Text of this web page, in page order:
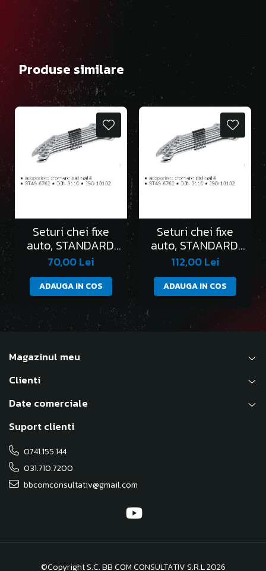
Produse similare
Seturi chei fixe
auto, STANDARD,
în clemă/6 bucati
70,00 Lei
ADAUGA IN COS
Seturi chei fixe
auto, STANDARD,
în clemă/8 bucati
112,00 Lei
ADAUGA IN COS
Magazinul meu
Clienti
Date comerciale
Suport clienti
0741.155.144
031.710.7200
bbcomconsultativ@gmail.com
©Copyright S.C. BB COM CONSULTATIV S.R.L 2026